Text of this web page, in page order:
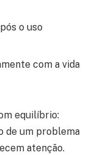
o uso
com a vida
equilíbrio:
de um problema
atenção.